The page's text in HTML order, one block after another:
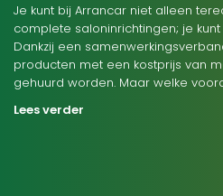
Je kunt bij Arrancar niet alleen
complete saloninrichtingen; je
Dankzij een
producten met een kostprijs van
gehuurd worden. Maar welke
Lees verder